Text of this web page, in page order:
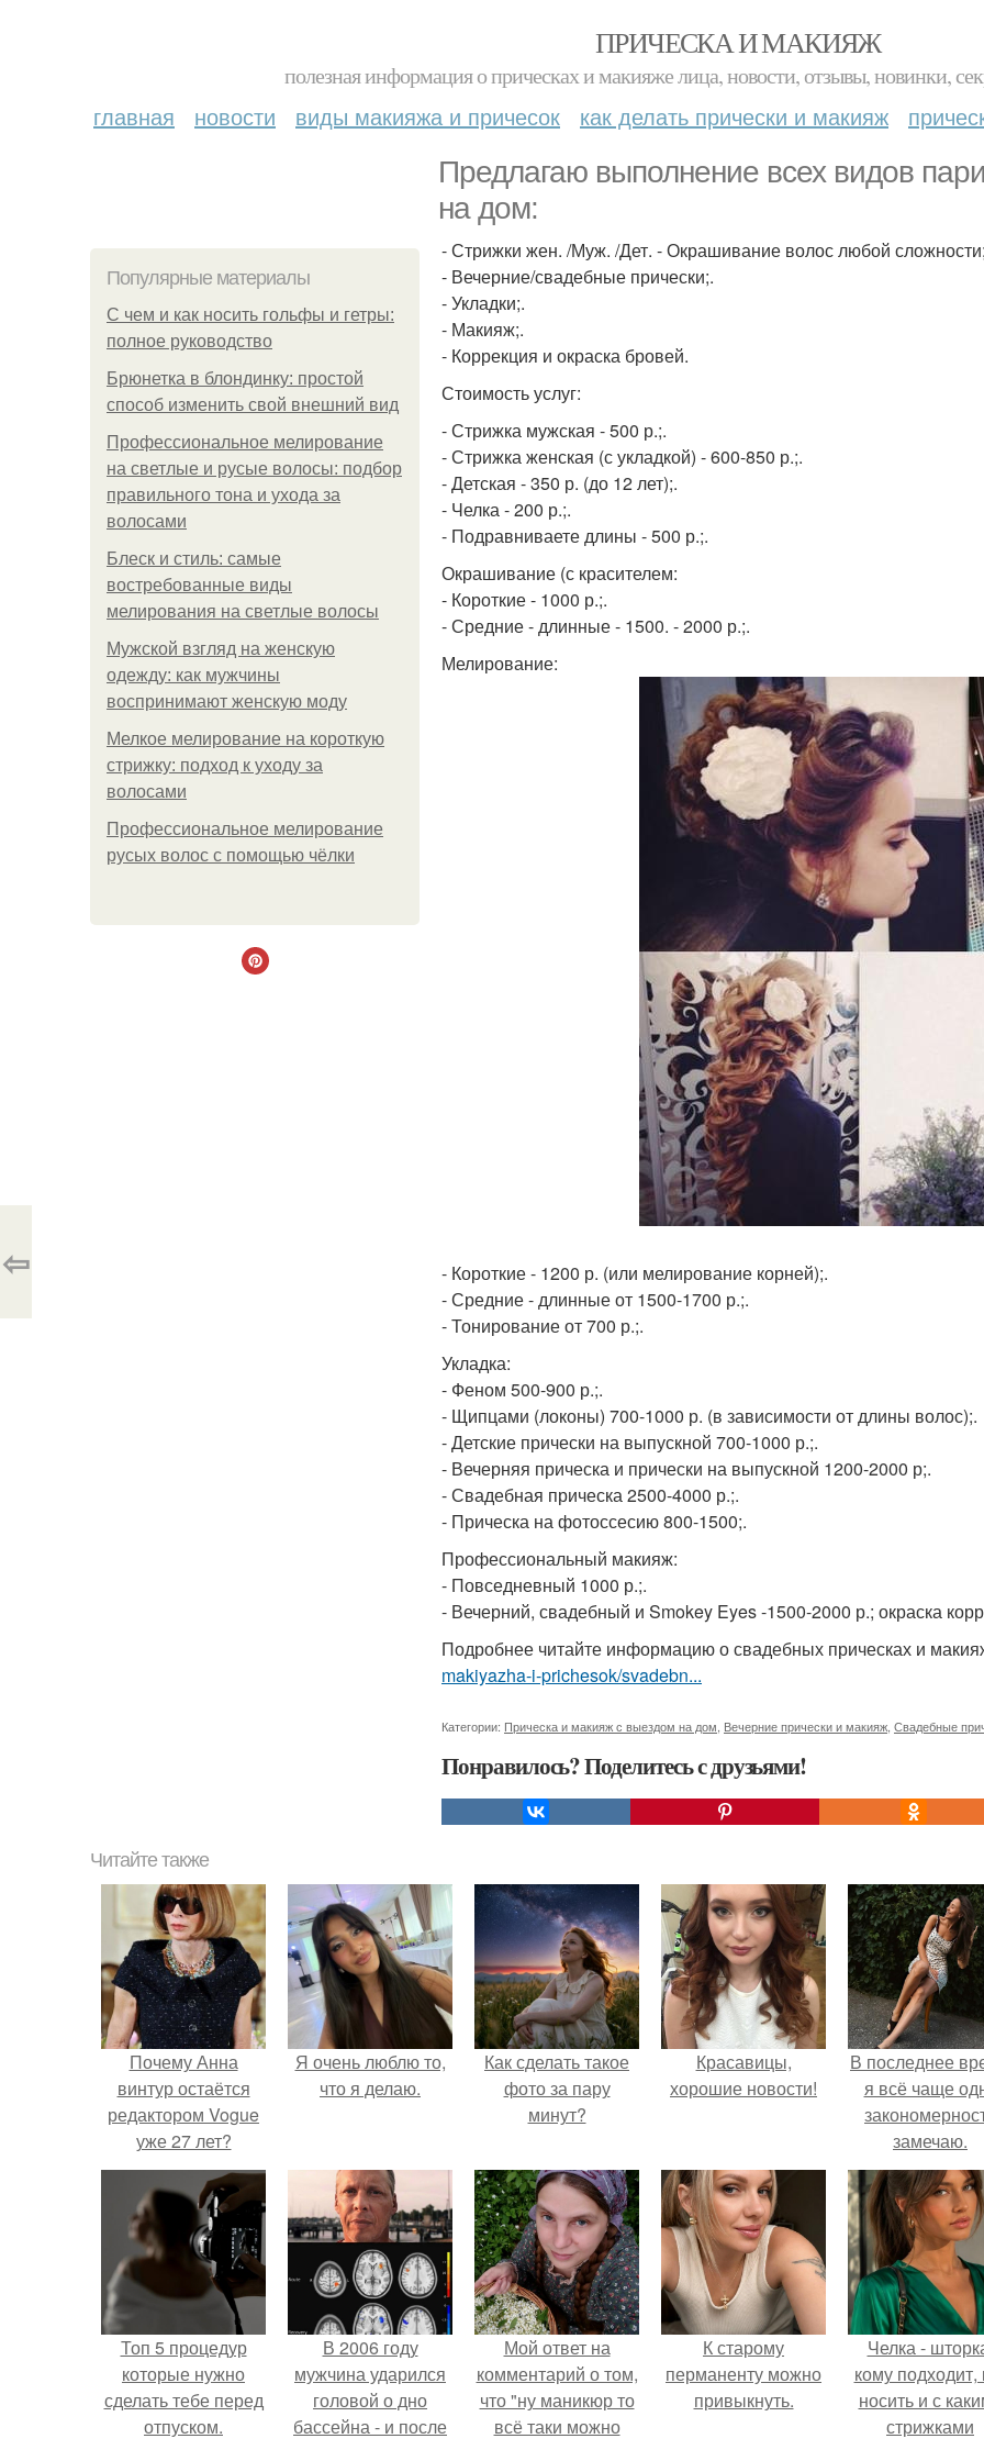
ПРИЧЕСКА И МАКИЯЖ
полезная информация о прическах и макияже лица, новости, отзывы, новинки,
главная новости виды макияжа и причесок как делать прически и макияж
Предлагаю выполнение всех видов
на дом:
Популярные материалы
С чем и как носить гольфы и гетры:
полное руководство
Брюнетка в блондинку: простой
способ изменить свой внешний вид
Профессиональное мелирование
на светлые и русые волосы: подбор
правильного тона и ухода за
волосами
Блеск и стиль: самые
востребованные виды
мелирования на светлые волосы
Мужской взгляд на женскую
одежду: как мужчины
воспринимают женскую моду
Мелкое мелирование на короткую
стрижку: подход к уходу за
волосами
Профессиональное мелирование
русых волос с помощью чёлки
- Стрижки жен. /Муж. /Дет. - Окрашивание волос любой
- Вечерние/свадебные прически;.
- Укладки;.
- Макияж;.
- Коррекция и окраска бровей.
Стоимость услуг:
- Стрижка мужская - 500 р.;.
- Стрижка женская (с укладкой) - 600-850 р.;.
- Детская - 350 р. (до 12 лет);.
- Челка - 200 р.;.
- Подравниваете длины - 500 р.;.
Окрашивание (с красителем:
- Короткие - 1000 р.;.
- Средние - длинные - 1500. - 2000 р.;.
Мелирование:
- Короткие - 1200 р. (или мелирование корней);.
- Средние - длинные от 1500-1700 р.;.
- Тонирование от 700 р.;.
Укладка:
- Феном 500-900 р.;.
- Щипцами (локоны) 700-1000 р. (в зависимости от длины волос);.
- Детские прически на выпускной 700-1000 р.;.
- Вечерняя прическа и прически на выпускной 1200-2000 р;.
- Свадебная прическа 2500-4000 р.;.
- Прическа на фотоссесию 800-1500;.
Профессиональный макияж:
- Повседневный 1000 р.;.
- Вечерний, свадебный и Smokey Eyes -1500-2000 р.; окраска
Подробнее читайте информацию о свадебных прическах и
makiyazha-i-prichesok/svadebn...
Категории: Прическа и макияж с выездом на дом Вечерние прически и макияж Свадебные
Понравилось? Поделитесь с друзьями!
⇦
Читайте также
Почему Анна
винтур остаётся
редактором Vogue
уже 27 лет?
Я очень люблю то,
что я делаю.
Как сделать такое
фото за пару
минут?
Красавицы,
хорошие новости!
В последнее
я всё чаще
замечаю.
Топ 5 процедур
которые нужно
сделать тебе перед
отпуском.
В 2006 году
мужчина ударился
головой о дно
бассейна - и после
Мой ответ на
комментарий о том,
что "ну маникюр то
всё таки можно
К старому
перманенту можно
привыкнуть.
Челка -
кому подходит,
носить и с
стрижками